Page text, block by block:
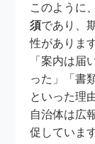
このように
須であり、
性があります
「案内は届
った」「書
といった理
自治体は広
促しています